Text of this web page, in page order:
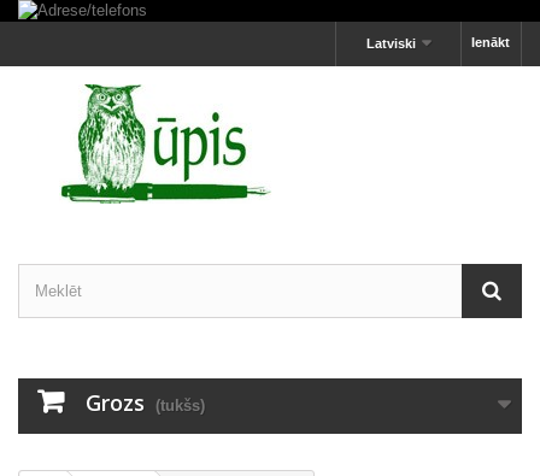
Ienākt
Latviski
Grozs (tukšs)